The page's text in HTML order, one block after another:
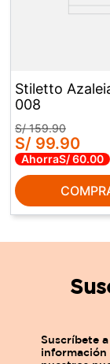
Stiletto
008
S/ 159.90
S/ 99.90
AhorraS/60.00